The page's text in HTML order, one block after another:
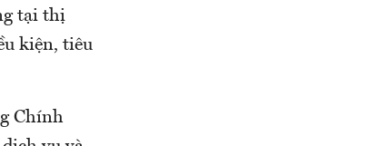
tại thị
kiện, tiêu
Chính